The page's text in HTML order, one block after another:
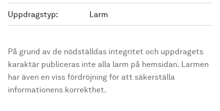
Uppdragstyp: Larm
På grund av de nödställdas integritet och uppdragets
karaktär publiceras inte alla larm på hemsidan. Larmen
har även en viss fördröjning för att säkerställa
informationens korrekthet.